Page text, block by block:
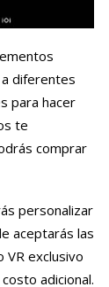
diferentes
para hacer
te
comprar
personalizar
aceptarás las
VR exclusivo
adicional.